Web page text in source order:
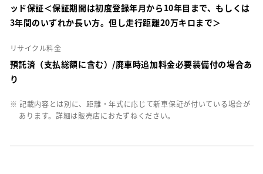
ッド保証＜保証期間は初度登録年月から10年目まで、もしくは
3年間のいずれか長い方。但し走行距離20万キロまで＞
リサイクル料金
預託済（支払総額に含む）/廃車時追加料金必要装備付の場合あ
り
※ 記載内容とは別に、距離・年式に応じて新車保証が付いている場合が
あります。詳細は販売店におたずねください。